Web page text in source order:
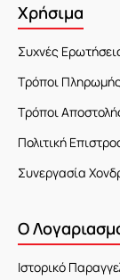
Χρήσιμα
Συχνές
Τρόποι Πληρωμής
Τρόποι
Πολιτική
Συνεργασία
Ο
Ιστορικό